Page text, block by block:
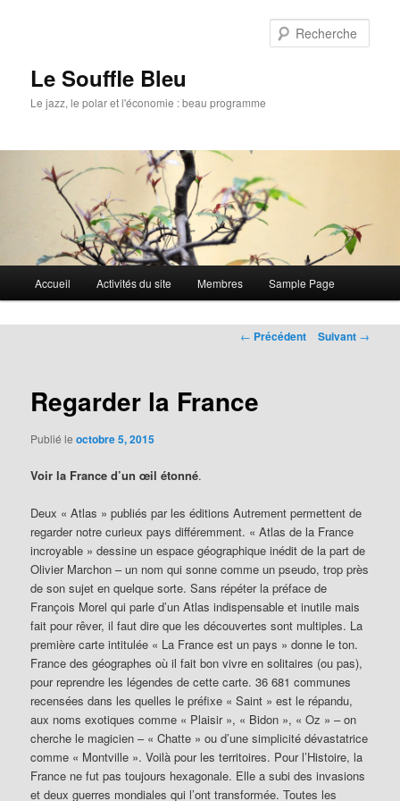
Le Souffle Bleu
Le jazz, le polar et l'économie : beau programme
principal
Aller
au
principal
Accueil Activités du site Membres Sample Page
Navigation
← Précédent Suivant →
Regarder la France
Publié leoctobre 5, 2015
Voir la France d’un œil étonné.
Deux « Atlas » publiés par les éditions Autrement permettent de
regarder notre curieux pays différemment. « Atlas de la France
incroyable » dessine un espace géographique inédit de la part de
Olivier Marchon – un nom qui sonne comme un pseudo, trop près
de son sujet en quelque sorte. Sans répéter la préface de
François Morel qui parle d’un Atlas indispensable et inutile mais
fait pour rêver, il faut dire que les découvertes sont multiples. La
première carte intitulée « La France est un pays » donne le ton.
France des géographes où il fait bon vivre en solitaires (ou pas),
pour reprendre les légendes de cette carte. 36 681 communes
recensées dans les quelles le préfixe « Saint » est le répandu,
aux noms exotiques comme « Plaisir », « Bidon », « Oz » – on
cherche le magicien – « Chatte » ou d’une simplicité dévastatrice
comme « Montville ». Voilà pour les territoires. Pour l’Histoire, la
France ne fut pas toujours hexagonale. Elle a subi des invasions
et deux guerres mondiales qui l’ont transformée. Toutes les